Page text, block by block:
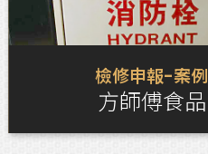
檢修申報-案例
方師傅食品